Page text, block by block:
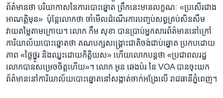
ព័ត៌មានថា ​បរិយាកាស​នៃ​ការបោះ​ឆ្នោត ព្រឹកនេះ​មាន​លក្ខណៈ «ប្រសើរ​ជាង​
អាណត្តិមុន» ​ ប៉ុន្តែ​លោក​ថា​ ចាំមើល​ដំណើរការ​បញ្ចប់​សព្វគ្រប់សិន​សឹម​
វាយតម្លៃ​តាម​ក្រោយ​។​ លោក កឹម​ សុខា ​បាន​ប្រាប់​អ្នកសារព័ត៌មាន​នៅក្រៅ
ការិយា​ល័យ​បោះឆ្នោត​ថា​ គណបក្ស​សង្គ្រោះជាតិចង់​ជាប់​ឆ្នោត​ ប្រកប​ដោយ
ភាព «ថ្លៃ​ថ្នូរ​ និងឈ្នះដោយ​កិត្តិយស»​ ហើយ​លោក​បន្តថា​ «ប្រជាពលរដ្ឋ​
លោក​បានសម្រេចចិត្ត​ហើយ»។ លោក អូន ឆេងប៉រ នៃ VOA បាន​ចុះយក​
ព័ត៌មាន​នៅការិយាល័យ​បោះឆ្នោត​នៅសង្កាត់ចាក់អង្រែលើ រាជធានីភ្នំពេញ។